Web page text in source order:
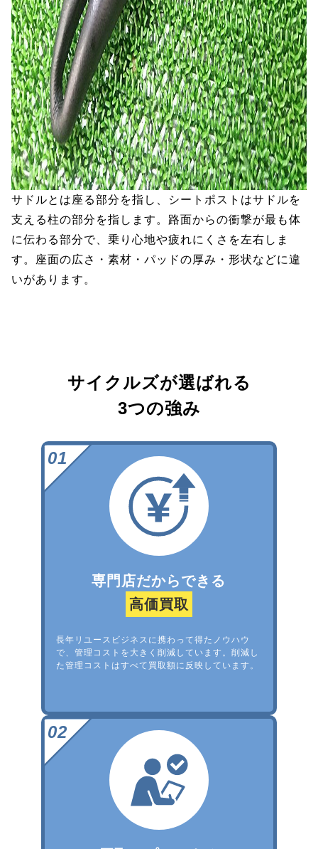
サドルとは座る部分を指し、シートポストはサドルを
支える柱の部分を指します。路面からの衝撃が最も体
に伝わる部分で、乗り心地や疲れにくさを左右しま
す。座面の広さ・素材・パッドの厚み・形状などに違
いがあります。
サイクルズが選ばれる
3つの強み
専門店だからできる
高価買取
長年リユースビジネスに携わって得たノウハウ
で、管理コストを大きく削減しています。削減し
た管理コストはすべて買取額に反映しています。